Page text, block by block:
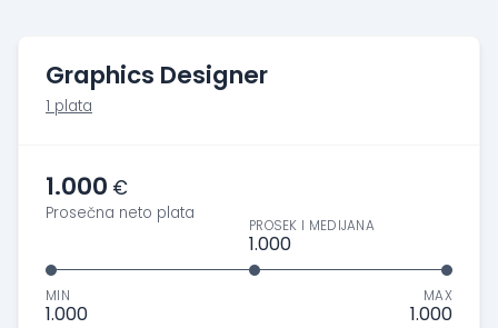
Graphics Designer
1 plata
1.000 €
Prosečna neto plata
MIN
1.000
PROSEK I MEDIJANA
1.000
MAX
1.000